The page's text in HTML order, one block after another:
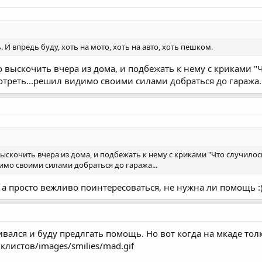
И впредь буду, хоть на мото, хоть на авто, хоть пешком.
вчера из дома, и подбежать к нему с криками
видимо своими силами добраться до
вчера из дома, и подбежать к нему с криками "Что
своими силами добраться до гаража...
просто вежливо поинтересоваться, не нужна ли помощь
и буду предлгать помощь. Но вот когда на мкаде
images/smilies/mad.gif